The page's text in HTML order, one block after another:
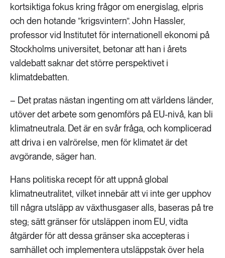
kortsiktiga fokus kring frågor om energislag, elpris
och den hotande ”krigsvintern”. John Hassler,
professor vid Institutet för internationell ekonomi på
Stockholms universitet, betonar att han i årets
valdebatt saknar det större perspektivet i
klimatdebatten.
– Det pratas nästan ingenting om att världens länder,
utöver det arbete som genomförs på EU-nivå, kan bli
klimatneutrala. Det är en svår fråga, och komplicerad
att driva i en valrörelse, men för klimatet är det
avgörande, säger han.
Hans politiska recept för att uppnå global
klimatneutralitet, vilket innebär att vi inte ger upphov
till några utsläpp av växthusgaser alls, baseras på tre
steg; sätt gränser för utsläppen inom EU, vidta
åtgärder för att dessa gränser ska accepteras i
samhället och implementera utsläppstak över hela